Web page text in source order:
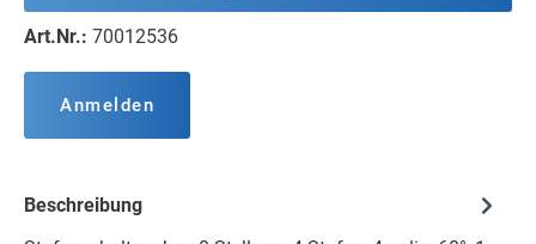
Art.Nr.: 70012536
Anmelden
Beschreibung